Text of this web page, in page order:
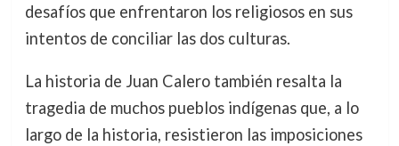
desafíos que enfrentaron los religiosos en sus
intentos de conciliar las dos culturas.
La historia de Juan Calero también resalta la
tragedia de muchos pueblos indígenas que, a lo
largo de la historia, resistieron las imposiciones